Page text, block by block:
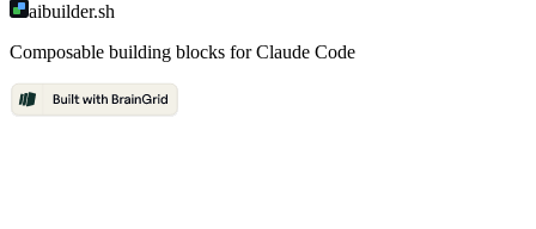
aibuilder.sh
Composable building blocks for Claude Code